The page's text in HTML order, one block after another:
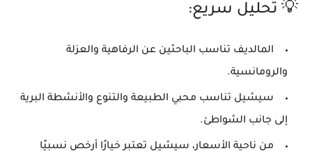
💡 تحليل سريع:
المالديف تناسب الباحثين عن الرفاهية والعزلة
والرومانسية.
سيشيل تناسب محبي الطبيعة والتنوع والأنشطة البرية
إلى جانب الشواطئ.
من ناحية الأسعار، سيشيل تعتبر خيارًا أرخص نسبيًا